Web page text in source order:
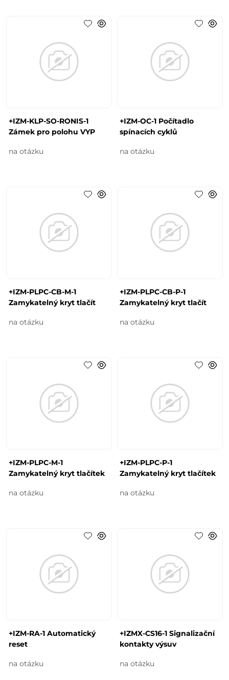
+IZM-KLP-SO-RONIS-1
Zámek pro polohu VYP
na otázku
+IZM-OC-1 Počítadlo
spínacích cyklů
na otázku
+IZM-PLPC-CB-M-1
Zamykatelný kryt tlačít
na otázku
+IZM-PLPC-CB-P-1
Zamykatelný kryt tlačít
na otázku
+IZM-PLPC-M-1
Zamykatelný kryt tlačítek
na otázku
+IZM-PLPC-P-1
Zamykatelný kryt tlačítek
na otázku
+IZM-RA-1 Automatický
reset
na otázku
+IZMX-CS16-1 Signalizační
kontakty výsuv
na otázku